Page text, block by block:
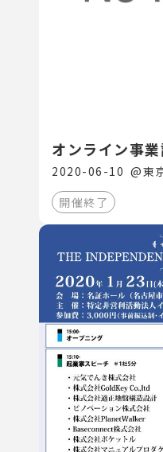
オンライン事
2020-06-10 @東
開催終了